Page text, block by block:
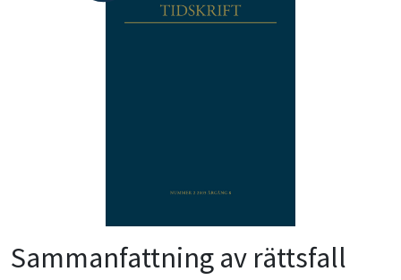
Sammanfattning av rättsfall